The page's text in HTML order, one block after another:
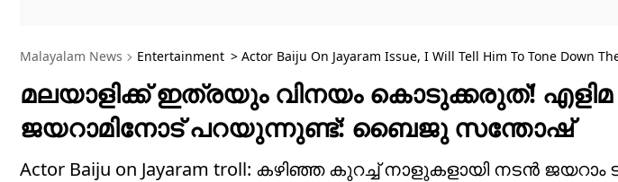
Malayalam News Entertainment > Actor Baiju On Jayaram Issue, I Will Tell Him To Tone Down
മലയാളിക്ക് ഇത്രയും വിനയം കൊടുക്കരുത്!
ജയറാമിനോട് പറയുന്നുണ്ട്: ബൈജു സന്തോഷ്‌
Actor Baiju on Jayaram troll: കഴിഞ്ഞ കുറച്ച് നാളുകളായി നടന്‍